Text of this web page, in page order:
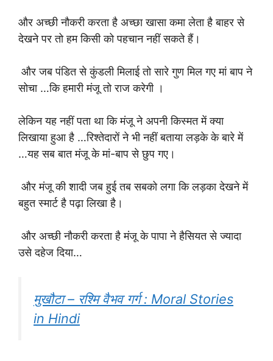
और अच्छी नौकरी करता है अच्छा खासा कमा लेता है बाहर से
देखने पर तो हम किसी को पहचान नहीं सकते हैं।
और जब पंडित से कुंडली मिलाई तो सारे गुण मिल गए मां बाप ने
सोचा …कि हमारी मंजू तो राज करेगी ।
लेकिन यह नहीं पता था कि मंजू ने अपनी किस्मत में क्या
लिखाया हुआ है …रिश्तेदारों ने भी नहीं बताया लड़के के बारे में
…यह सब बात मंजू के मां-बाप से छुप गए।
और मंजू की शादी जब हुई तब सबको लगा कि लड़का देखने में
बहुत स्मार्ट है पढ़ा लिखा है।
और अच्छी नौकरी करता है मंजू के पापा ने हैसियत से ज्यादा
उसे दहेज दिया…
मुखौटा – रश्मि वैभव गर्ग : Moral Stories
in Hindi